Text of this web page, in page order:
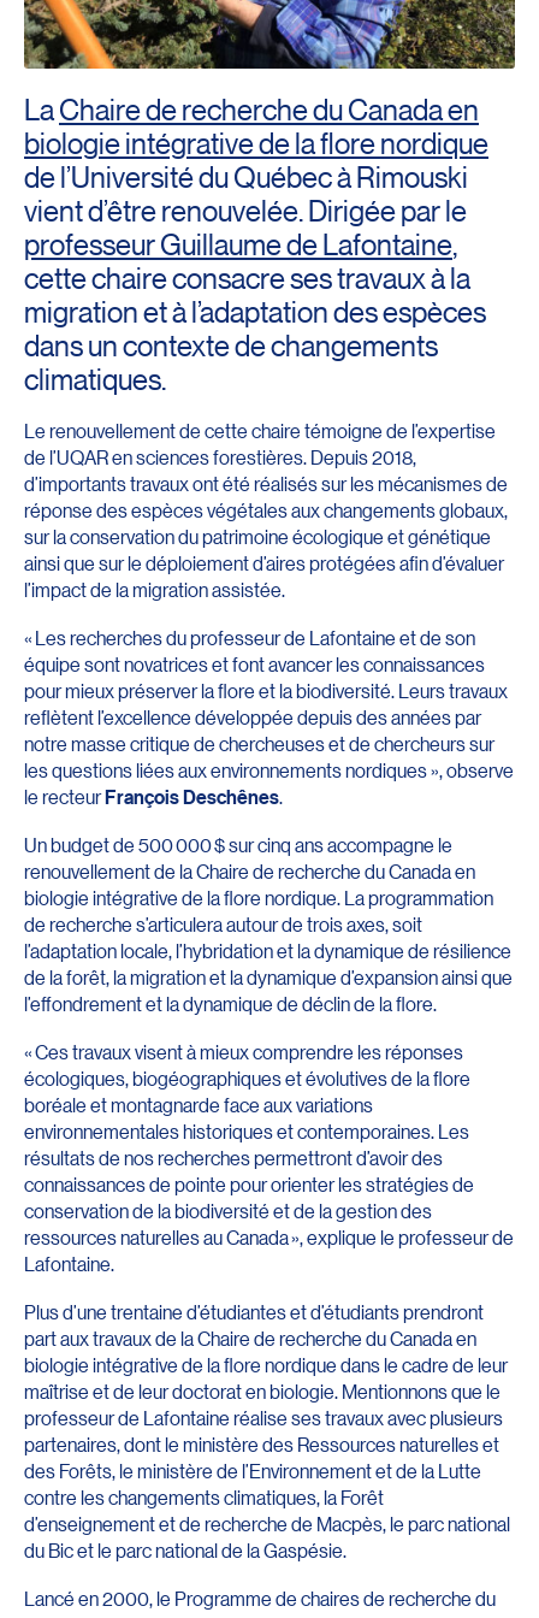
LaChaire de recherche du Canada en
biologie intégrative de la flore nordique
de l’Université du Québec à Rimouski
vient d’être renouvelée. Dirigée par le
professeur Guillaume de Lafontaine,
cette chaire consacre ses travaux à la
migration et à l’adaptation des espèces
dans un contexte de changements
climatiques.
Le renouvellement de cette chaire témoigne de l’expertise
de l’UQAR en sciences forestières. Depuis 2018,
d’importants travaux ont été réalisés sur les mécanismes de
réponse des espèces végétales aux changements globaux,
sur la conservation du patrimoine écologique et génétique
ainsi que sur le déploiement d’aires protégées afin d’évaluer
l’impact de la migration assistée.
« Les recherches du professeur de Lafontaine et de son
équipe sont novatrices et font avancer les connaissances
pour mieux préserver la flore et la biodiversité. Leurs travaux
reflètent l’excellence développée depuis des années par
notre masse critique de chercheuses et de chercheurs sur
les questions liées aux environnements nordiques », observe
le recteurFrançois Deschênes.
Un budget de 500 000 $ sur cinq ans accompagne le
renouvellement de la Chaire de recherche du Canada en
biologie intégrative de la flore nordique. La programmation
de recherche s’articulera autour de trois axes, soit
l’adaptation locale, l’hybridation et la dynamique de résilience
de la forêt, la migration et la dynamique d’expansion ainsi que
l’effondrement et la dynamique de déclin de la flore.
« Ces travaux visent à mieux comprendre les réponses
écologiques, biogéographiques et évolutives de la flore
boréale et montagnarde face aux variations
environnementales historiques et contemporaines. Les
résultats de nos recherches permettront d’avoir des
connaissances de pointe pour orienter les stratégies de
conservation de la biodiversité et de la gestion des
ressources naturelles au Canada », explique le professeur de
Lafontaine.
Plus d’une trentaine d’étudiantes et d’étudiants prendront
part aux travaux de la Chaire de recherche du Canada en
biologie intégrative de la flore nordique dans le cadre de leur
maîtrise et de leur doctorat en biologie. Mentionnons que le
professeur de Lafontaine réalise ses travaux avec plusieurs
partenaires, dont le ministère des Ressources naturelles et
des Forêts, le ministère de l’Environnement et de la Lutte
contre les changements climatiques, la Forêt
d’enseignement et de recherche de Macpès, le parc national
du Bic et le parc national de la Gaspésie.
Lancé en 2000, le Programme de chaires de recherche du